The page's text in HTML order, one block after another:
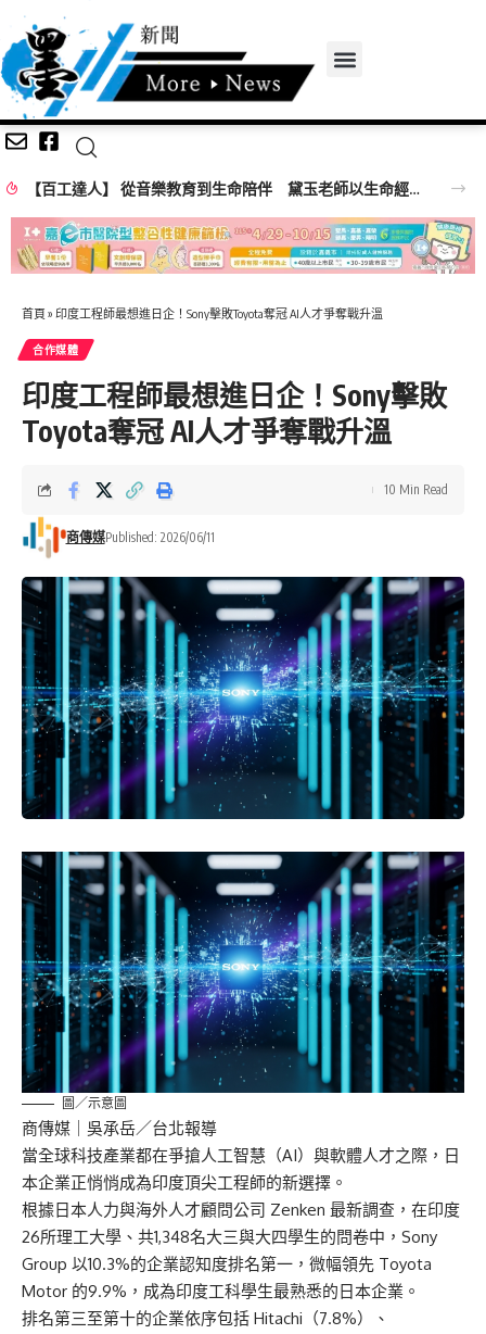
【百工達人】 從音樂教育到生命陪伴 黛玉老師以生命經驗打造共學平台
首頁 » 印度工程師最想進日企！Sony擊敗Toyota奪冠 AI人才爭奪戰升溫
合作媒體
印度工程師最想進日企！Sony擊敗
Toyota奪冠 AI人才爭奪戰升溫
商傳媒Published: 2026/06/11
10 Min Read
圖／示意圖
商傳媒 ｜吳承岳／台北報導
當全球科技產業都在爭搶人工智慧（AI）與軟體人才之際，日
本企業正悄悄成為印度頂尖工程師的新選擇。
根據日本人力與海外人才顧問公司 Zenken 最新調查，在印度
26所理工大學、共1,348名大三與大四學生的問卷中，Sony
Group 以10.3%的企業認知度排名第一，微幅領先 Toyota
Motor 的9.9%，成為印度工科學生最熟悉的日本企業。
排名第三至第十的企業依序包括 Hitachi（7.8%）、